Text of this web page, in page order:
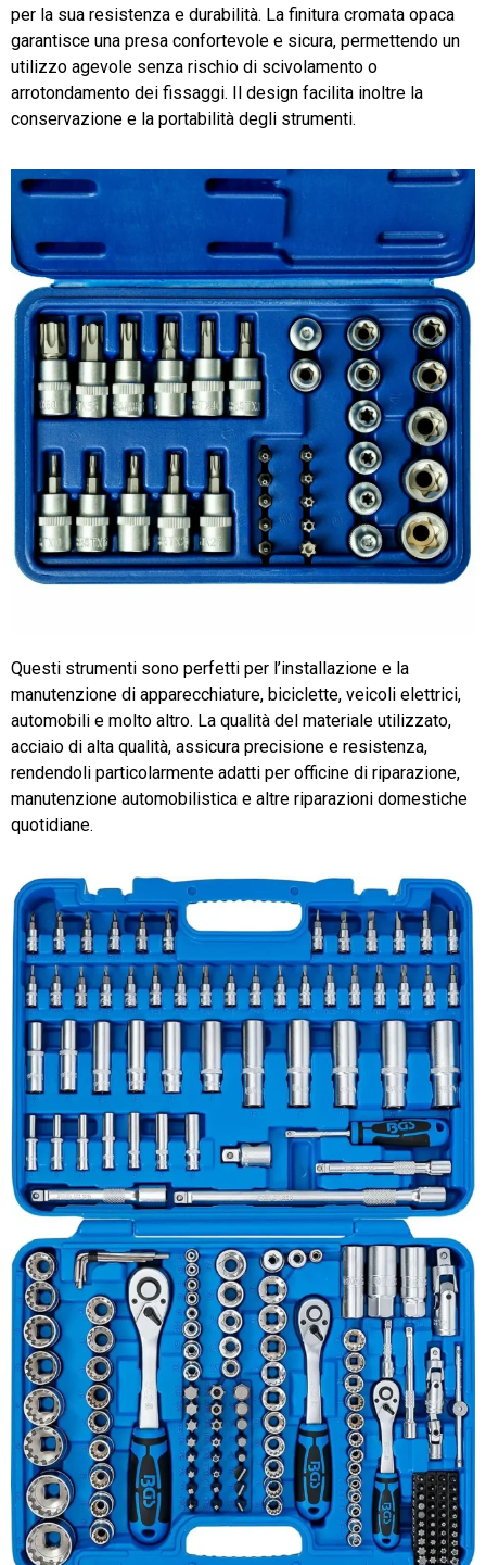
per la sua resistenza e durabilità. La finitura cromata opaca
garantisce una presa confortevole e sicura, permettendo un
utilizzo agevole senza rischio di scivolamento o
arrotondamento dei fissaggi. Il design facilita inoltre la
conservazione e la portabilità degli strumenti.
Questi strumenti sono perfetti per l’installazione e la
manutenzione di apparecchiature, biciclette, veicoli elettrici,
automobili e molto altro. La qualità del materiale utilizzato,
acciaio di alta qualità, assicura precisione e resistenza,
rendendoli particolarmente adatti per officine di riparazione,
manutenzione automobilistica e altre riparazioni domestiche
quotidiane.